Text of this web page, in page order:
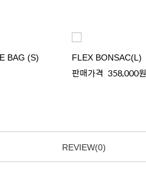
BAG (S) FLEX BONSAC(L)
판매가격 358,000원
REVIEW(0)